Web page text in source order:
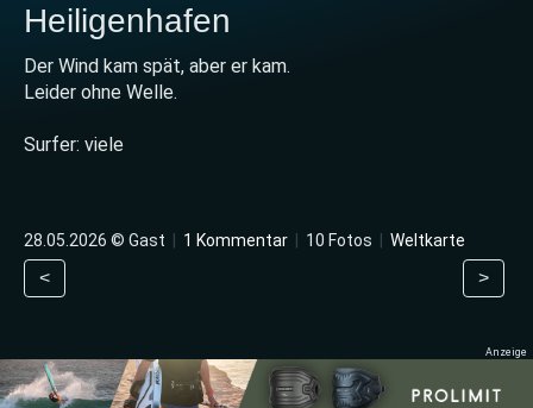
Heiligenhafen
Der Wind kam spät, aber er kam.
Leider ohne Welle.
Surfer: viele
28.05.2026 © Gast 1 Kommentar 10 Fotos Weltkarte
< >